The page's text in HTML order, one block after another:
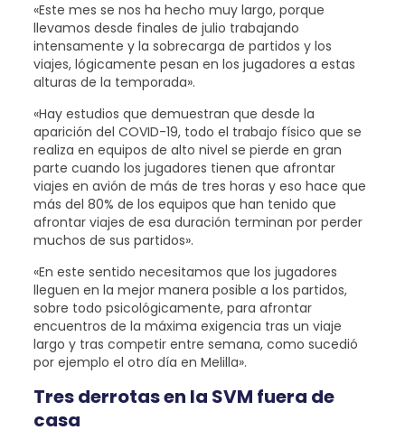
«Este mes se nos ha hecho muy largo, porque
llevamos desde finales de julio trabajando
intensamente y la sobrecarga de partidos y los
viajes, lógicamente pesan en los jugadores a estas
alturas de la temporada».
«Hay estudios que demuestran que desde la
aparición del COVID-19, todo el trabajo físico que se
realiza en equipos de alto nivel se pierde en gran
parte cuando los jugadores tienen que afrontar
viajes en avión de más de tres horas y eso hace que
más del 80% de los equipos que han tenido que
afrontar viajes de esa duración terminan por perder
muchos de sus partidos».
«En este sentido necesitamos que los jugadores
lleguen en la mejor manera posible a los partidos,
sobre todo psicológicamente, para afrontar
encuentros de la máxima exigencia tras un viaje
largo y tras competir entre semana, como sucedió
por ejemplo el otro día en Melilla».
Tres derrotas en la SVM fuera de
casa